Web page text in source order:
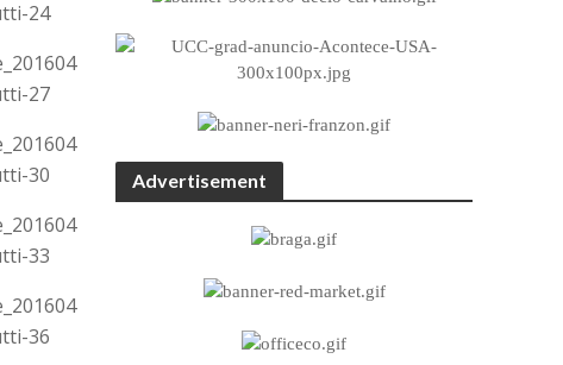
Advertisement